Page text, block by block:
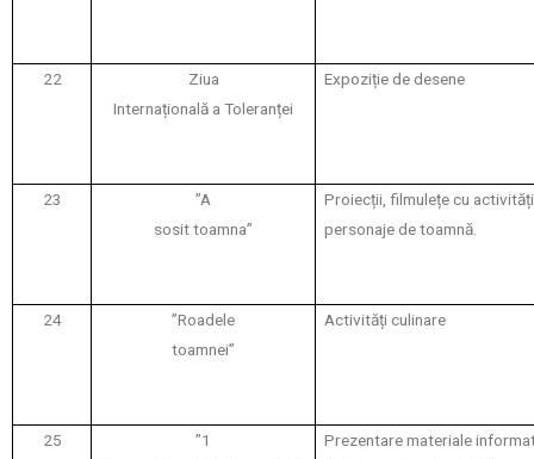
22
Ziua
Internațională a Toleranței
Expoziție de desene
23
”A
sosit toamna”
Proiecții, filmulețe cu
personaje de toamnă.
24
”Roadele
toamnei”
Activități culinare
25
”1
Prezentare materiale